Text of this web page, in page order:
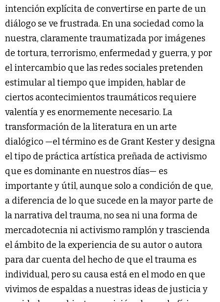
intención explícita de convertirse en parte de un
diálogo se ve frustrada. En una sociedad como la
nuestra, claramente traumatizada por imágenes
de tortura, terrorismo, enfermedad y guerra, y por
el intercambio que las redes sociales pretenden
estimular al tiempo que impiden, hablar de
ciertos acontecimientos traumáticos requiere
valentía y es enormemente necesario. La
transformación de la literatura en un arte
dialógico —el término es de Grant Kester y designa
el tipo de práctica artística preñada de activismo
que es dominante en nuestros días— es
importante y útil, aunque solo a condición de que,
a diferencia de lo que sucede en la mayor parte de
la narrativa del trauma, no sea ni una forma de
mercadotecnia ni activismo ramplón y trascienda
el ámbito de la experiencia de su autor o autora
para dar cuenta del hecho de que el trauma es
individual, pero su causa está en el modo en que
vivimos de espaldas a nuestras ideas de justicia y